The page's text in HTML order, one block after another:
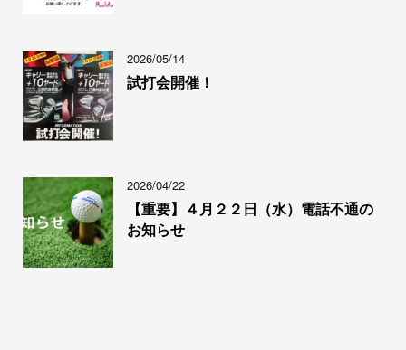
2026/05/14
試打会開催！
2026/04/22
【重要】４月２２日（水）電話不通の
お知らせ